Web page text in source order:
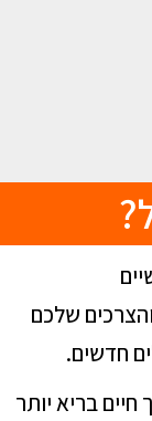
שלכם
חדשים.
בריא יותר